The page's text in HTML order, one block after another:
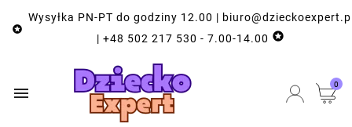

Wysyłka PN-PT do godziny 12.00 |
| +48 502 217 530 - 7.00-14.00 
 0